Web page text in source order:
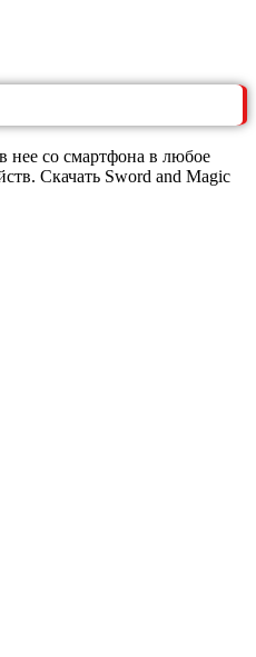
нее со смартфона в любое
Скачать Sword and Magic